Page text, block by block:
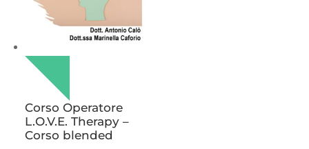
Corso Operatore
L.O.V.E. Therapy –
Corso blended